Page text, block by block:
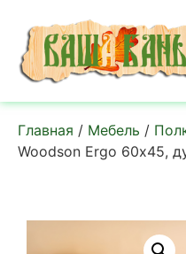
Главная / Мебель /
Woodson Ergo 60х45,